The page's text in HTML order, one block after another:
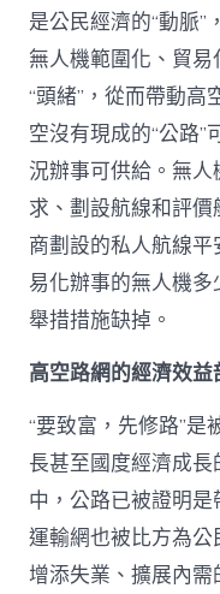
是公民經濟的“動脈
無人機範圍化、貿易
“頭緒”，從而帶動
空沒有現成的“公路
況辦事可供給。無
求、劃設航線和評
商劃設的私人航線
易化辦事的無人機
舉措措施缺掉。
高空路網的經濟效
“要致富，先修路”
長甚至國度經濟成
中，公路已被證明
運輸網也被比方為公
增添失業、擴展內